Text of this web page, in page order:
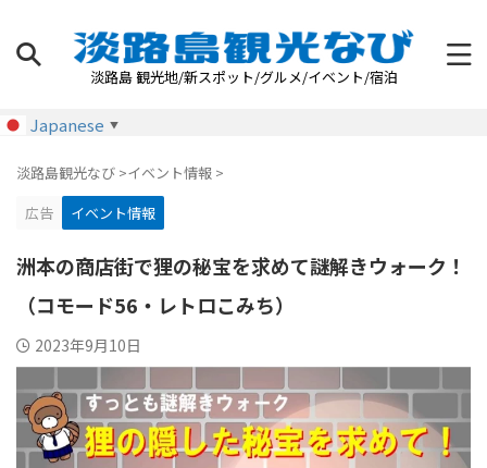
淡路島 観光地/新スポット/グルメ/イベント/宿泊
Japanese ▼
淡路島観光なび >イベント情報 >
広告
イベント情報
洲本の商店街で狸の秘宝を求めて謎解きウォーク！
（コモード56・レトロこみち）
2023年9月10日